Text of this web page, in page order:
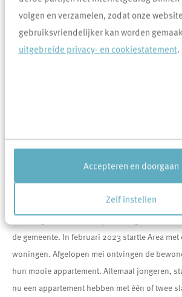
volgen en verzamelen, zodat onze
gebruiksvriendelijker kan worden
uitgebreide privacy- en cookiestatement.
Accepteren en doorgaan
Zelf instellen
afgebroken. Op de locatie van het kasteel is
kantoorgebouw gebouwd wat in gebruik is
kantoor.
kantoorgebouw stond al jaren leeg en was
de gemeente. In februari 2023 startte Area
woningen. Afgelopen mei ontvingen de
hun mooie appartement. Allemaal jongeren,
nu een appartement hebben met één of twee